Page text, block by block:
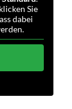
Sie
dabei